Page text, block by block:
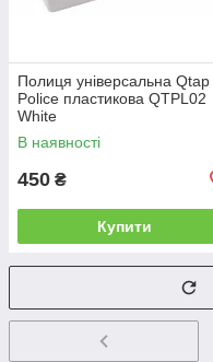
Полиця універсальна Qtap
Police пластикова QTPL02
White
В наявності
450 ₴
Купити